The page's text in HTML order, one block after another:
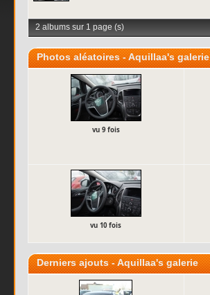
2 albums sur 1 page (s)
Photos aléatoires - Aquillaa's galerie
vu 9 fois
vu 10 fois
Derniers ajouts - Aquillaa's galerie